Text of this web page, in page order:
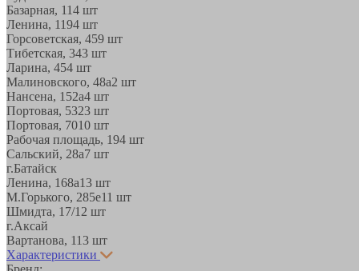
Базарная, 114 шт
Ленина, 1194 шт
Горсоветская, 459 шт
Тибетская, 343 шт
Ларина, 454 шт
Малиновского, 48а2 шт
Нансена, 152а4 шт
Портовая, 5323 шт
Портовая, 7010 шт
Рабочая площадь, 194 шт
Сальский, 28a7 шт
г.Батайск
Ленина, 168а13 шт
М.Горького, 285е11 шт
Шмидта, 17/1 2 шт
г.Аксай
Вартанова, 113 шт
Характеристики